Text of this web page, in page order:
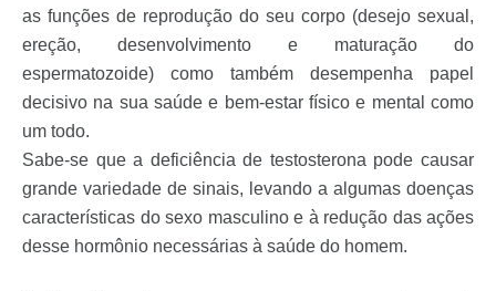
as funções de reprodução do seu corpo (desejo sexual,
ereção, desenvolvimento e maturação do
espermatozoide) como também desempenha papel
decisivo na sua saúde e bem-estar físico e mental como
um todo.
Sabe-se que a deficiência de testosterona pode causar
grande variedade de sinais, levando a algumas doenças
características do sexo masculino e à redução das ações
desse hormônio necessárias à saúde do homem.